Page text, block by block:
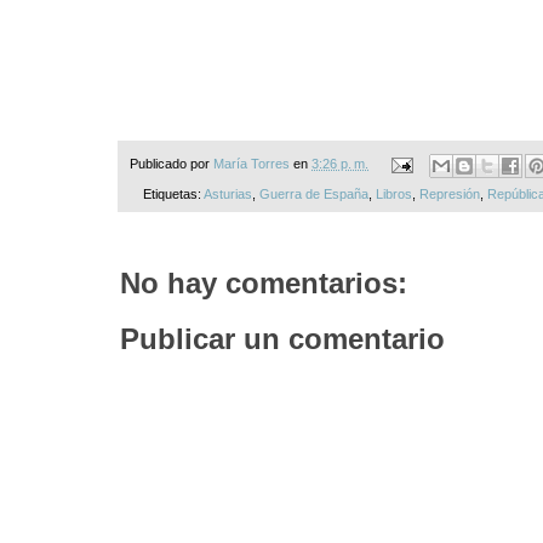
Publicado por María Torres en 3:26 p. m.
Etiquetas: Asturias Guerra de España, Libros Represión,
No hay comentarios:
Publicar un comentario